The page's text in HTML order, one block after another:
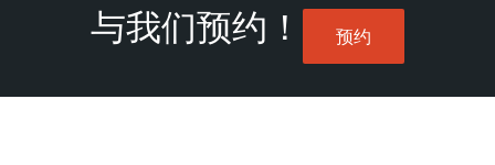
与我们预约！ 预约